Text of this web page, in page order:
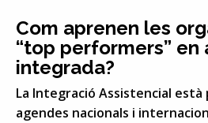
Com aprenen les
“top performers” en
integrada?
La Integració Assistencial està
agendes nacionals i